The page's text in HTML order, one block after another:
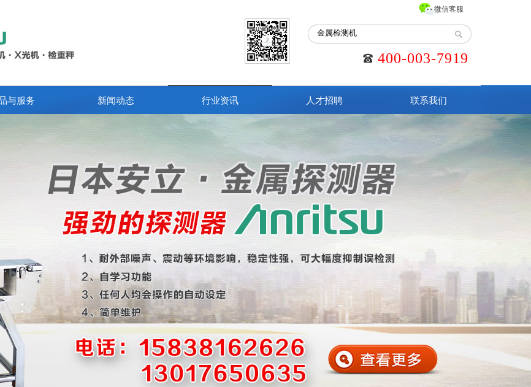
400-003-7919
微信客服
与服务 新闻动态 行业资讯 人才招聘 联系我们